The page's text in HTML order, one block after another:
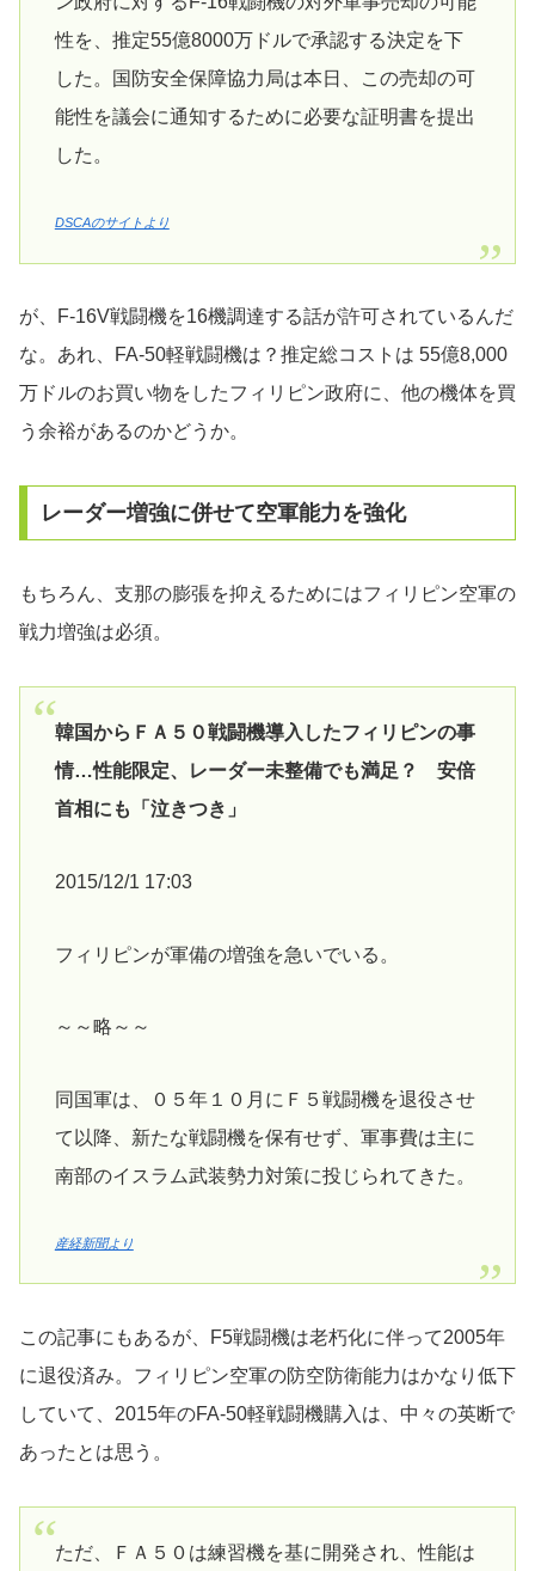
性を、推定55億8000万ドルで承認する決定を下
した。国防安全保障協力局は本日、この売却の可
能性を議会に通知するために必要な証明書を提出
した。
DSCAのサイトより
が、F-16V戦闘機を16機調達する話が許可されているんだ
な。あれ、FA-50軽戦闘機は？推定総コストは 55億8,000
万ドルのお買い物をしたフィリピン政府に、他の機体を買
う余裕があるのかどうか。
レーダー増強に併せて空軍能力を強化
もちろん、支那の膨張を抑えるためにはフィリピン空軍の
戦力増強は必須。
韓国からＦＡ５０戦闘機導入したフィリピンの事
情…性能限定、レーダー未整備でも満足？ 安倍
首相にも「泣きつき」
2015/12/1 17:03
フィリピンが軍備の増強を急いでいる。
～～略～～
同国軍は、０５年１０月にＦ５戦闘機を退役させ
て以降、新たな戦闘機を保有せず、軍事費は主に
南部のイスラム武装勢力対策に投じられてきた。
産経新聞より
この記事にもあるが、F5戦闘機は老朽化に伴って2005年
に退役済み。フィリピン空軍の防空防衛能力はかなり低下
していて、2015年のFA-50軽戦闘機購入は、中々の英断で
あったとは思う。
ただ、ＦＡ５０は練習機を基に開発され、性能は